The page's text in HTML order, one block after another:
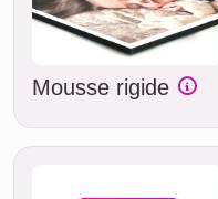
Mousse rigide